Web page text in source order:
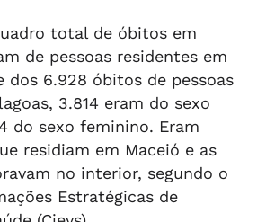
total de óbitos em
de pessoas residentes em
dos 6.928 óbitos de pessoas
3.814 eram do sexo
do sexo feminino. Eram
residiam em Maceió e as
no interior, segundo o
Estratégicas de